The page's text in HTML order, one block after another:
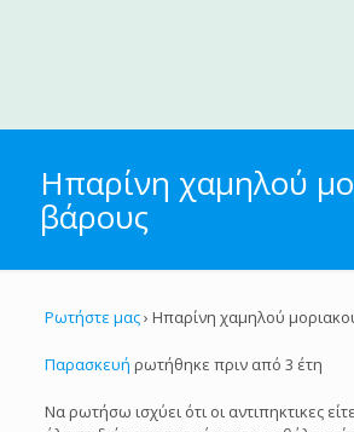
Ηπαρίνη χαμηλού
βάρους
Ρωτήστε μας› Ηπαρίνη χαμηλού
Παρασκευή ρωτήθηκε πριν από 3 έτη
Να ρωτήσω ισχύει ότι οι αντιπηκτικες